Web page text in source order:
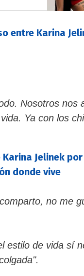
entre Karina
Nosotros nos
Ya con los
Jelinek
donde vive
no me
estilo de vida sí